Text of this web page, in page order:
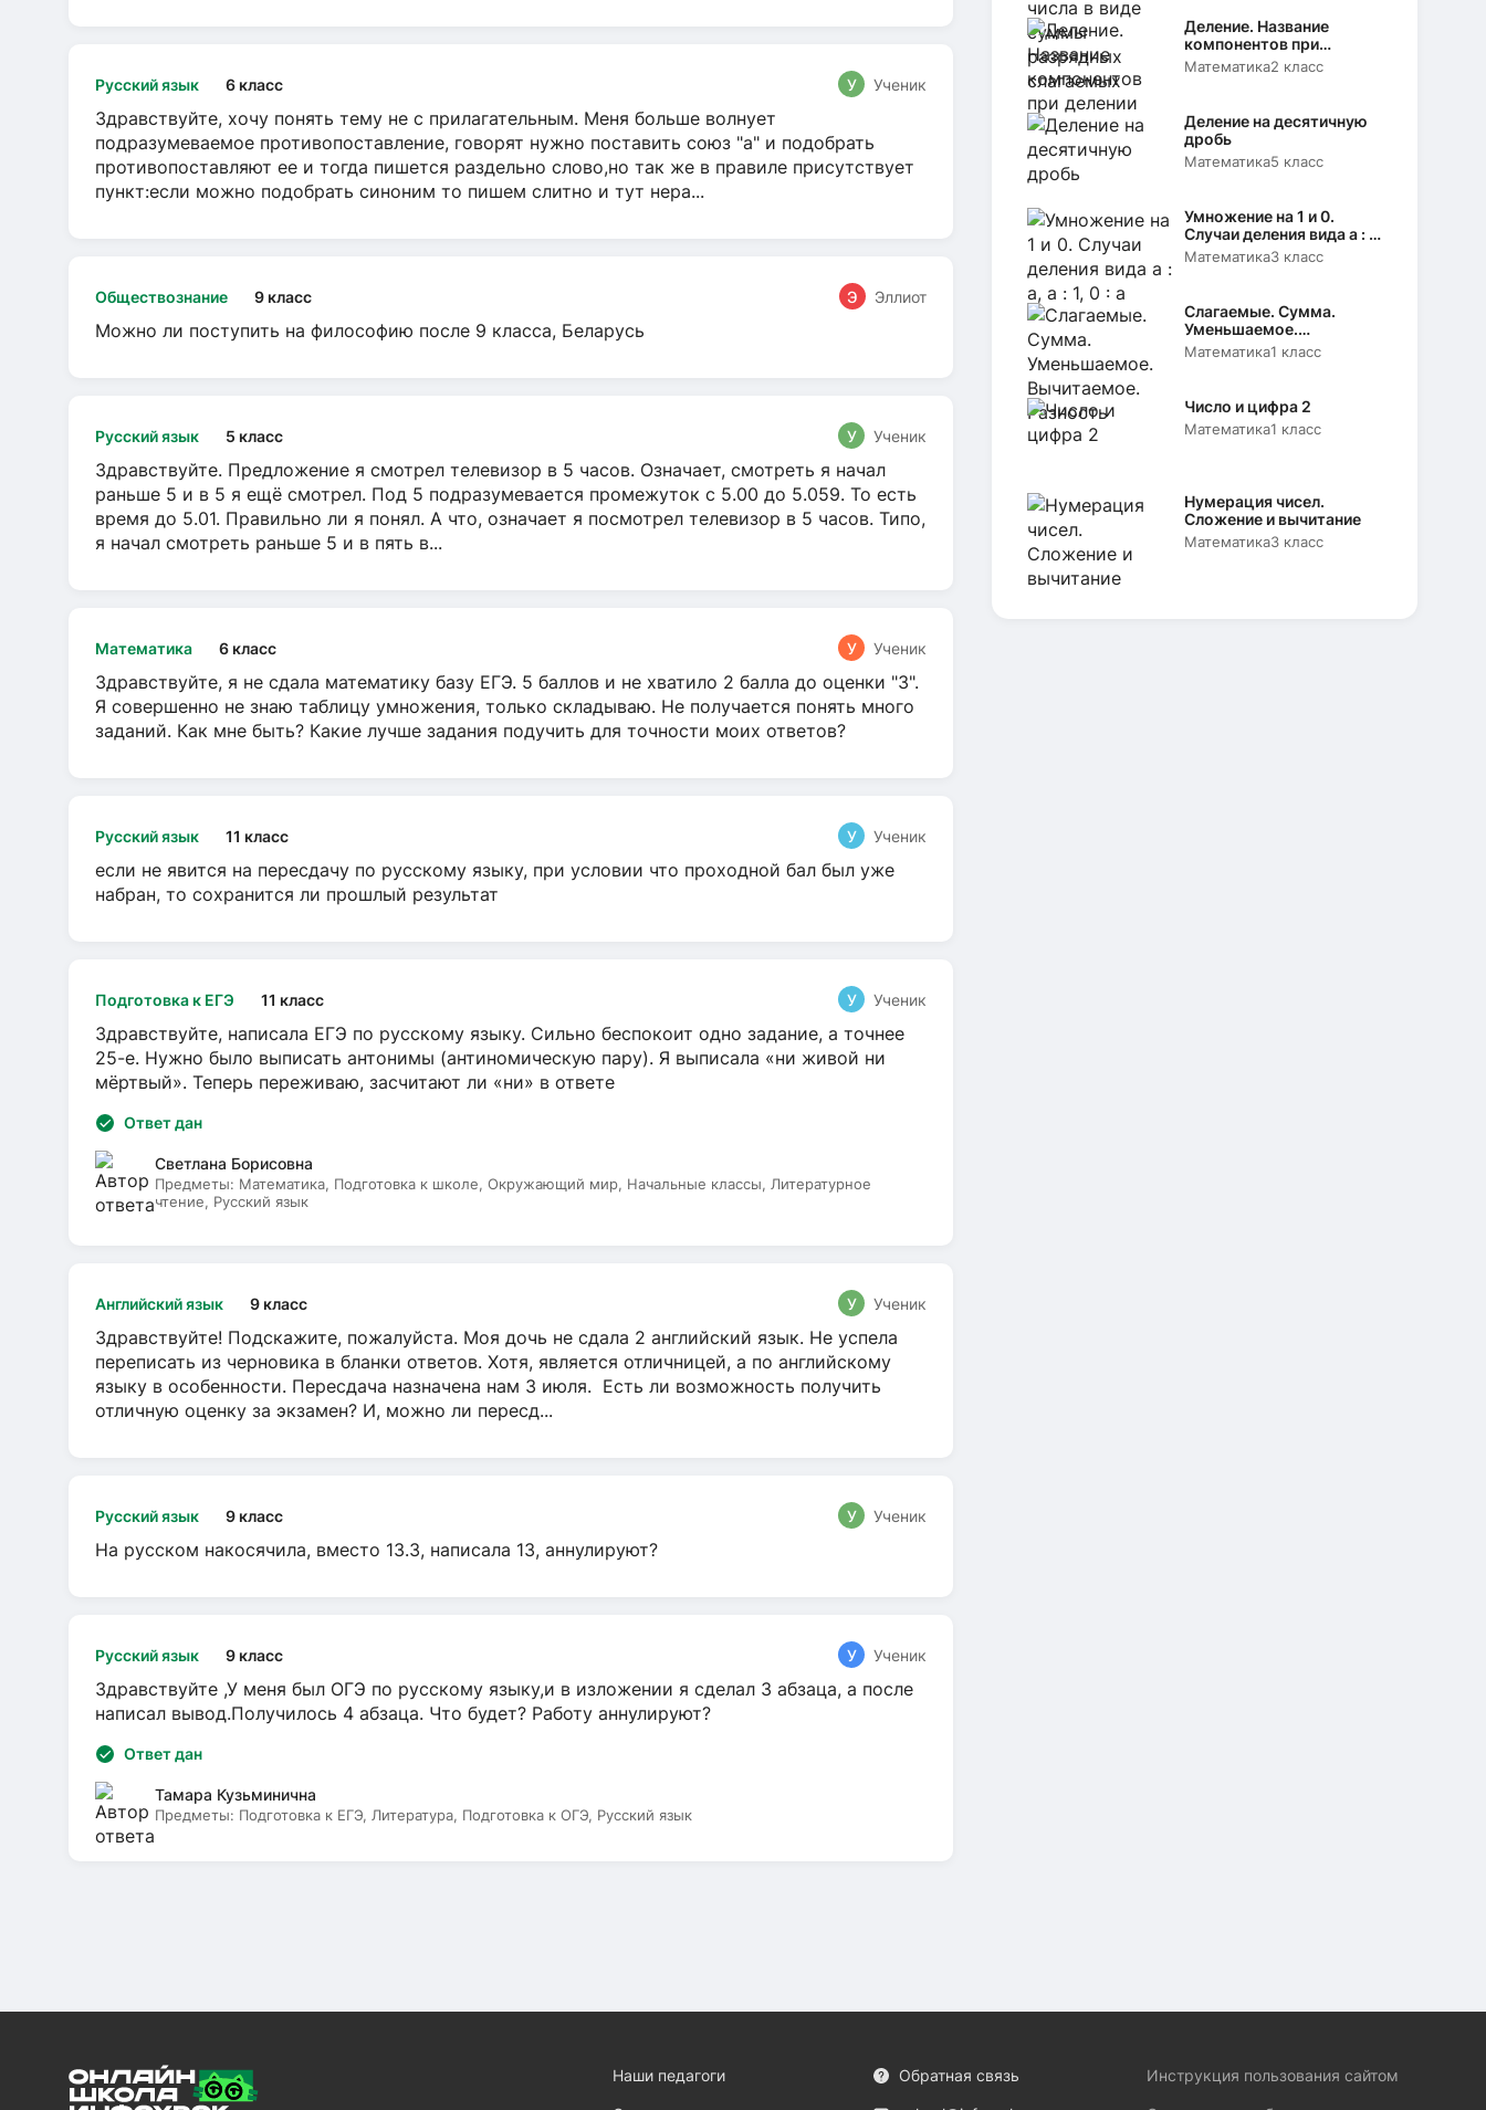
Деление. Название
компонентов при
делении
Математика2 класс
Деление на десятичную
дробь
Математика5 класс
Умножение на 1 и 0.
Случаи деления вида а : а,
а : 1, 0 : а
Математика3 класс
Слагаемые. Сумма.
Уменьшаемое.
Вычитаемое. Разность
Математика1 класс
Число и цифра 2
Математика1 класс
Нумерация чисел.
Сложение и вычитание
Математика3 класс
Русский язык 6 класс У Ученик
Здравствуйте, хочу понять тему не с прилагательным. Меня больше волнует
подразумеваемое противопоставление, говорят нужно поставить союз "а" и подобрать
противопоставляют ее и тогда пишется раздельно слово,но так же в правиле присутствует
пункт:если можно подобрать синоним то пишем слитно и тут нера...
Обществознание 9 класс Э Эллиот
Можно ли поступить на философию после 9 класса, Беларусь
Русский язык 5 класс У Ученик
Здравствуйте. Предложение я смотрел телевизор в 5 часов. Означает, смотреть я начал
раньше 5 и в 5 я ещё смотрел. Под 5 подразумевается промежуток с 5.00 до 5.059. То есть
время до 5.01. Правильно ли я понял. А что, означает я посмотрел телевизор в 5 часов. Типо,
я начал смотреть раньше 5 и в пять в...
Математика 6 класс У Ученик
Здравствуйте, я не сдала математику базу ЕГЭ. 5 баллов и не хватило 2 балла до оценки "3".
Я совершенно не знаю таблицу умножения, только складываю. Не получается понять много
заданий. Как мне быть? Какие лучше задания подучить для точности моих ответов?
Русский язык 11 класс У Ученик
если не явится на пересдачу по русскому языку, при условии что проходной бал был уже
набран, то сохранится ли прошлый результат
Подготовка к ЕГЭ 11 класс У Ученик
Здравствуйте, написала ЕГЭ по русскому языку. Сильно беспокоит одно задание, а точнее
25-е. Нужно было выписать антонимы (антиномическую пару). Я выписала «ни живой ни
мёртвый». Теперь переживаю, засчитают ли «ни» в ответе
Ответ дан
Светлана Борисовна
Предметы: Математика, Подготовка к школе, Окружающий мир, Начальные классы, Литературное
чтение, Русский язык
Английский язык 9 класс У Ученик
Здравствуйте! Подскажите, пожалуйста. Моя дочь не сдала 2 английский язык. Не успела
переписать из черновика в бланки ответов. Хотя, является отличницей, а по английскому
языку в особенности. Пересдача назначена нам 3 июля. Есть ли возможность получить
отличную оценку за экзамен? И, можно ли пересд...
Русский язык 9 класс У Ученик
На русском накосячила, вместо 13.3, написала 13, аннулируют?
Русский язык 9 класс У Ученик
Здравствуйте ,У меня был ОГЭ по русскому языку,и в изложении я сделал 3 абзаца, а после
написал вывод.Получилось 4 абзаца. Что будет? Работу аннулируют?
Ответ дан
Тамара Кузьминична
Предметы: Подготовка к ЕГЭ, Литература, Подготовка к ОГЭ, Русский язык
Наши педагоги Обратная связь Инструкция пользования сайтом